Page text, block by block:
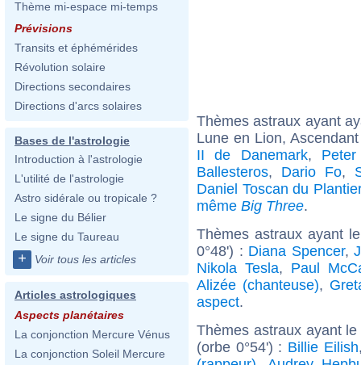
Thème mi-espace mi-temps
Prévisions
Transits et éphémérides
Révolution solaire
Directions secondaires
Directions d'arcs solaires
Bases de l'astrologie
Introduction à l'astrologie
L'utilité de l'astrologie
Astro sidérale ou tropicale ?
Le signe du Bélier
Le signe du Taureau
+ Voir tous les articles
Articles astrologiques
Aspects planétaires
La conjonction Mercure Vénus
La conjonction Soleil Mercure
Thèmes astraux ayant
Lune en Lion,
II de Danemark,
Ballesteros, Dario Fo,
Daniel Toscan du Plantier
même Big Three.
Thèmes astraux ayant
0°48') : Diana Spencer,
Nikola Tesla, Paul
Alizée (chanteuse),
aspect.
Thèmes astraux ayant
(orbe 0°54') : Billie Eilish